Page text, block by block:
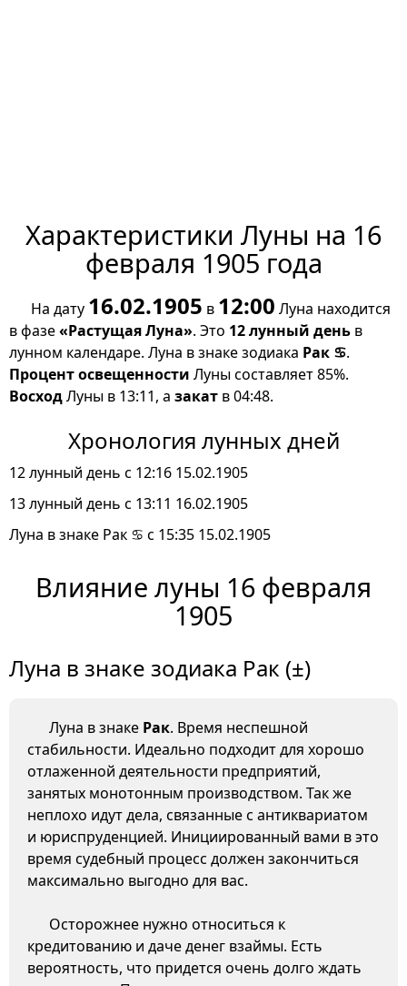
Характеристики Луны на 16
февраля 1905 года
На дату 16.02.1905 в 12:00 Луна находится
в фазе«Растущая Луна». Это 12 лунный день в
лунном календаре. Луна в знаке зодиака Рак ♋.
Процент освещенности Луны составляет 85%.
ВосходЛуны в 13:11, а закат в 04:48.
Хронология лунных дней
12 лунный день с 12:16 15.02.1905
13 лунный день с 13:11 16.02.1905
Луна в знаке Рак ♋ с 15:35 15.02.1905
Влияние луны 16 февраля
1905
Луна в знаке зодиака Рак (±)
Луна в знаке Рак. Время неспешной
стабильности. Идеально подходит для хорошо
отлаженной деятельности предприятий,
занятых монотонным производством. Так же
неплохо идут дела, связанные с антиквариатом
и юриспруденцией. Инициированный вами в это
время судебный процесс должен закончиться
максимально выгодно для вас.
Осторожнее нужно относиться к
кредитованию и даче денег взаймы. Есть
вероятность, что придется очень долго ждать